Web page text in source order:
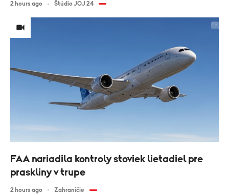
2 hours ago Štúdio JOJ 24
FAA nariadila kontroly stoviek lietadiel pre
praskliny v trupe
2 hours ago Zahraničie